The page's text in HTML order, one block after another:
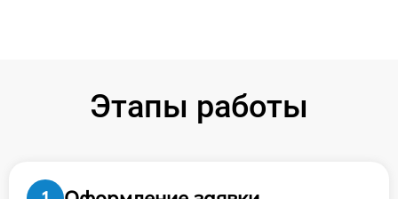
Этапы работы